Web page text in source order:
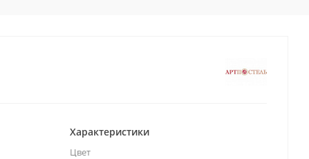
Характеристики
Цвет